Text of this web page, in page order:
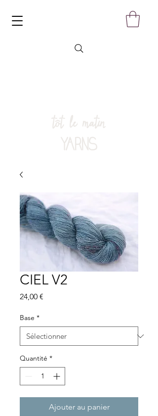
tôt le matin
YARNS
CIEL V2
24,00 €
Base *
Quantité *
Ajouter au panier